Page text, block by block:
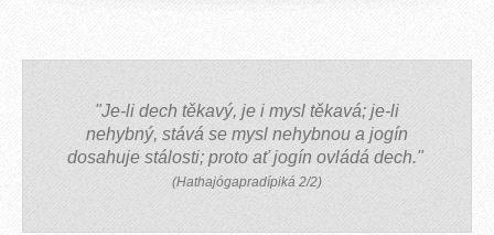
"Je-li dech těkavý, je i mysl těkavá; je-li
nehybný, stává se mysl nehybnou a jogín
dosahuje stálosti; proto ať jogín ovládá dech."
(Hathajógapradípiká 2/2)